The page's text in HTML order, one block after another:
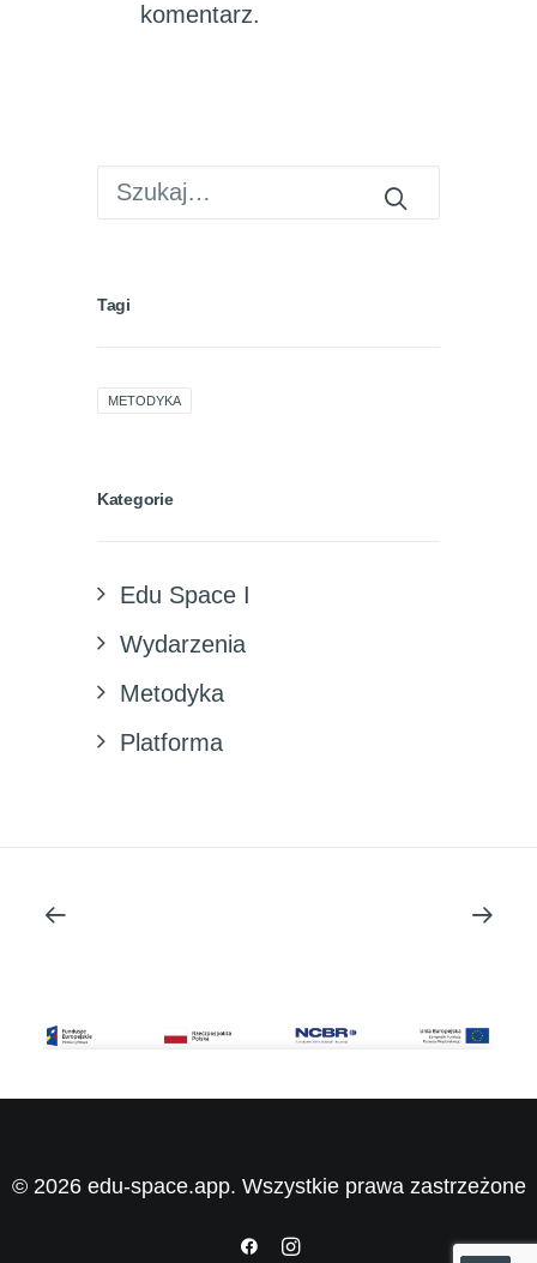
komentarz.
Tagi
METODYKA
Kategorie
Edu Space I
Wydarzenia
Metodyka
Platforma
© 2026 edu-space.app. Wszystkie prawa zastrzeżone